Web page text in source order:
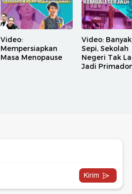
Video:
Mempersiapkan
Masa Menopause
Video:
Sepi, Sekolah
Negeri Tak
Jadi